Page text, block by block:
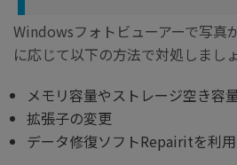
Windowsフォトビューアーで写真
に応じて以下の方法で対処しましょ
メモリ容量やストレージ空き容
拡張子の変更
データ修復ソフトRepairitを利用